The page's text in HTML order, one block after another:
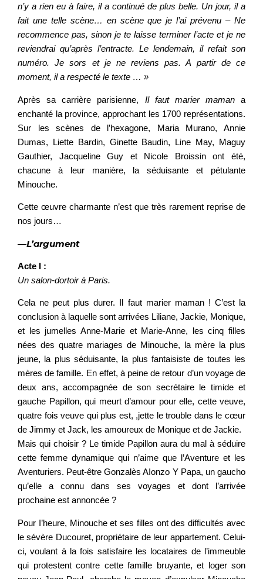
n’y a rien eu à faire, il a continué de plus belle. Un jour, il a
fait une telle scène… en scène que je l’ai prévenu – Ne
recommence pas, sinon je te laisse terminer l’acte et je ne
reviendrai qu’après l’entracte. Le lendemain, il refait son
numéro. Je sors et je ne reviens pas. A partir de ce
moment, il a respecté le texte … »
Après sa carrière parisienne, Il faut marier mamana
enchanté la province, approchant les 1700 représentations.
Sur les scènes de l’hexagone, Maria Murano, Annie
Dumas, Liette Bardin, Ginette Baudin, Line May, Maguy
Gauthier, Jacqueline Guy et Nicole Broissin ont été,
chacune à leur manière, la séduisante et pétulante
Minouche.
Cette œuvre charmante n’est que très rarement reprise de
nos jours…
—L’argument
Acte I :
Un salon-dortoir à Paris.
Cela ne peut plus durer. Il faut marier maman ! C’est la
conclusion à laquelle sont arrivées Liliane, Jackie, Monique,
et les jumelles Anne-Marie et Marie-Anne, les cinq filles
nées des quatre mariages de Minouche, la mère la plus
jeune, la plus séduisante, la plus fantaisiste de toutes les
mères de famille. En effet, à peine de retour d’un voyage de
deux ans, accompagnée de son secrétaire le timide et
gauche Papillon, qui meurt d’amour pour elle, cette veuve,
quatre fois veuve qui plus est, ,jette le trouble dans le cœur
de Jimmy et Jack, les amoureux de Monique et de Jackie.
Mais qui choisir ? Le timide Papillon aura du mal à séduire
cette femme dynamique qui n’aime que l’Aventure et les
Aventuriers. Peut-être Gonzalès AIonzo Y Papa, un gaucho
qu’elle a connu dans ses voyages et dont l’arrivée
prochaine est annoncée ?
Pour I’heure, Minouche et ses filles ont des difficultés avec
le sévère Ducouret, propriétaire de leur appartement. Celui-
ci, voulant à la fois satisfaire les locataires de l’immeuble
qui protestent contre cette famille bruyante, et loger son